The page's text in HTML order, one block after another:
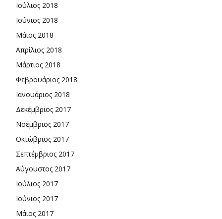
Ιούλιος 2018
Ιούνιος 2018
Μάιος 2018
Απρίλιος 2018
Μάρτιος 2018
Φεβρουάριος 2018
Ιανουάριος 2018
Δεκέμβριος 2017
Νοέμβριος 2017
Οκτώβριος 2017
Σεπτέμβριος 2017
Αύγουστος 2017
Ιούλιος 2017
Ιούνιος 2017
Μάιος 2017